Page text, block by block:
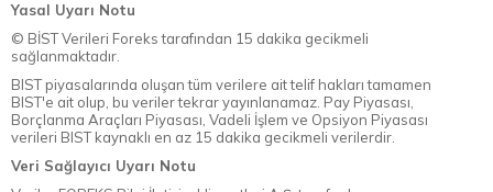
Yasal Uyarı Notu
© BİST Verileri Foreks tarafından 15 dakika gecikmeli
sağlanmaktadır.
BIST piyasalarında oluşan tüm verilere ait telif hakları tamamen
BIST'e ait olup, bu veriler tekrar yayınlanamaz. Pay Piyasası,
Borçlanma Araçları Piyasası, Vadeli İşlem ve Opsiyon Piyasası
verileri BIST kaynaklı en az 15 dakika gecikmeli verilerdir.
Veri Sağlayıcı Uyarı Notu